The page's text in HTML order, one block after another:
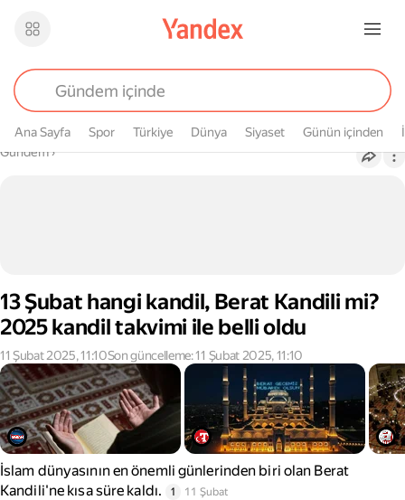
Ana Sayfa Spor Türkiye Dünya Siyaset Günün içinden
Buradasın
Gündem›
13 Şubat hangi kandil, Berat Kandili mi?
2025 kandil takvimi ile belli oldu
11 Şubat 2025, 11:10Son güncelleme: 11 Şubat 2025, 11:10
İslam dünyasının en önemli günlerinden biri olan Berat
Kandili'ne kısa süre kaldı.
1 11 Şubat